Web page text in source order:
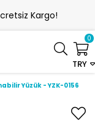
Kargo!
TRY
0
Yüzük - YZK-0156